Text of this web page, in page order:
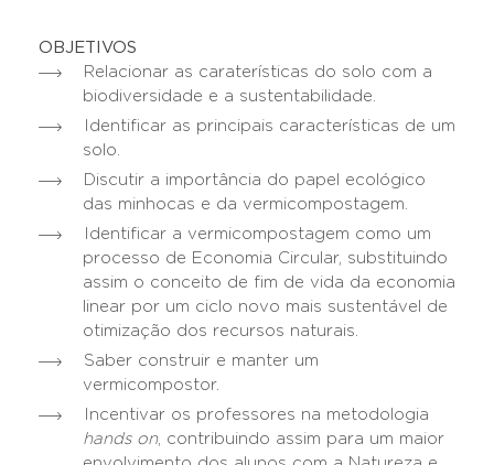
OBJETIVOS
Relacionar as caraterísticas do solo com a
biodiversidade e a sustentabilidade.
Identificar as principais características de um
solo.
Discutir a importância do papel ecológico
das minhocas e da vermicompostagem.
Identificar a vermicompostagem como um
processo de Economia Circular, substituindo
assim o conceito de fim de vida da economia
linear por um ciclo novo mais sustentável de
otimização dos recursos naturais.
Saber construir e manter um
vermicompostor.
Incentivar os professores na metodologia
hands on, contribuindo assim para um maior